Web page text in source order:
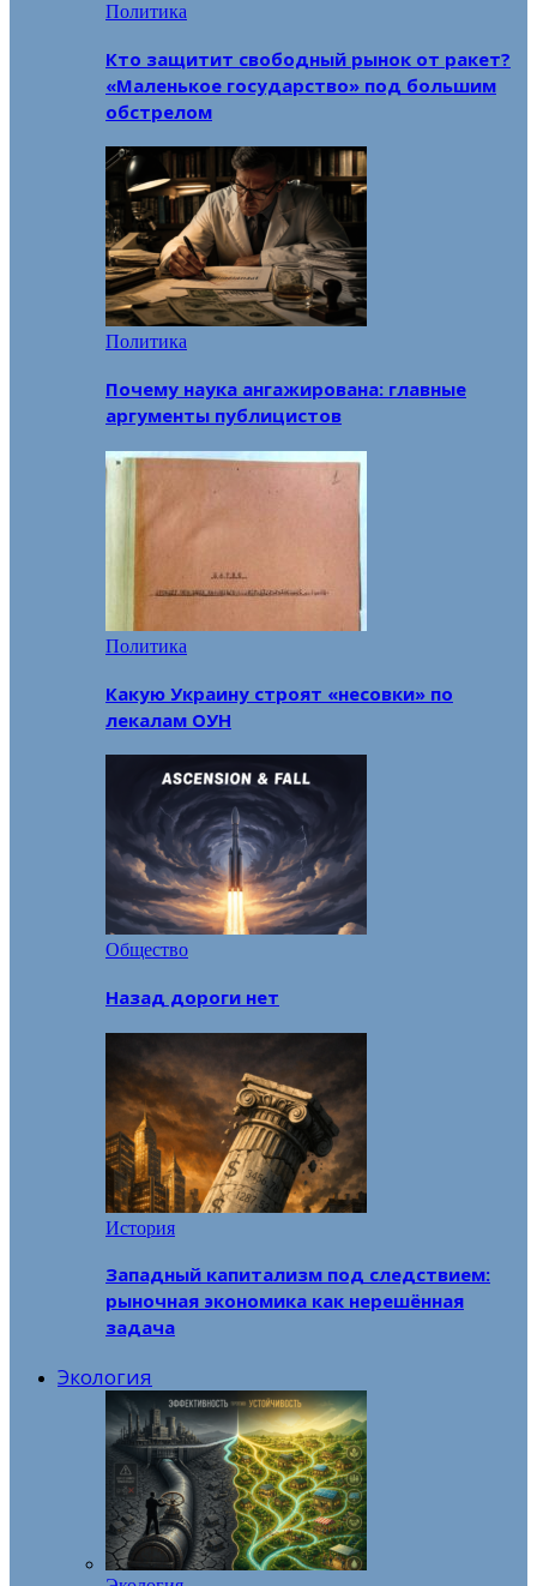
Политика
Кто защитит свободный рынок от ракет?
«Маленькое государство» под большим
обстрелом
Политика
Почему наука ангажирована: главные
аргументы публицистов
Политика
Какую Украину строят «несовки» по
лекалам ОУН
Общество
Назад дороги нет
История
Западный капитализм под следствием:
рыночная экономика как нерешённая
задача
Экология